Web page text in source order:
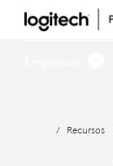
Recursos